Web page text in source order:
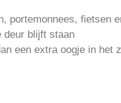
portemonnees, fietsen
deur blijft staan
een extra oogje in het